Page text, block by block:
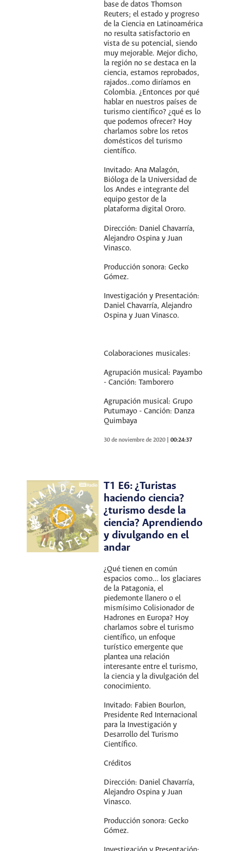
base de datos Thomson
Reuters; el estado y progreso
de la Ciencia en Latinoamérica
no resulta satisfactorio en
vista de su potencial, siendo
muy mejorable. Mejor dicho,
la región no se destaca en la
ciencia, estamos reprobados,
rajados..como diríamos en
Colombia. ¿Entonces por qué
hablar en nuestros países de
turismo científico? ¿qué es lo
que podemos ofrecer? Hoy
charlamos sobre los retos
domésticos del turismo
científico.
Invitado: Ana Malagón,
Bióloga de la Universidad de
los Andes e integrante del
equipo gestor de la
plataforma digital Ororo.
Dirección: Daniel Chavarría,
Alejandro Ospina y Juan
Vinasco.
Producción sonora: Gecko
Gómez.
Investigación y Presentación:
Daniel Chavarría, Alejandro
Ospina y Juan Vinasco.
Colaboraciones musicales:
Agrupación musical: Payambo
- Canción: Tamborero
Agrupación musical: Grupo
Putumayo - Canción: Danza
Quimbaya
30 de noviembre de 2020 |00:24:37
T1 E6: ¿Turistas
haciendo ciencia?
¿turismo desde la
ciencia? Aprendiendo
y divulgando en el
andar
¿Qué tienen en común
espacios como... los glaciares
de la Patagonia, el
piedemonte llanero o el
mismísimo Colisionador de
Hadrones en Europa? Hoy
charlamos sobre el turismo
científico, un enfoque
turístico emergente que
plantea una relación
interesante entre el turismo,
la ciencia y la divulgación del
conocimiento.
Invitado: Fabien Bourlon,
Presidente Red Internacional
para la Investigación y
Desarrollo del Turismo
Científico.
Créditos
Dirección: Daniel Chavarría,
Alejandro Ospina y Juan
Vinasco.
Producción sonora: Gecko
Gómez.